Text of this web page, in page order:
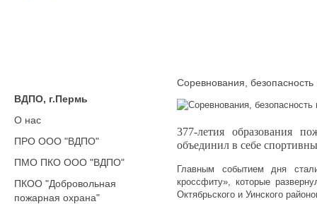
ВДПО, г.Пермь
О нас
ПРО ООО "ВДПО"
ПМО ПКО ООО "ВДПО"
ПКОО "Добровольная
пожарная охрана"
Соревнования,
377-летия образования
объединил в себе
Главным событием дня
кроссфиту», которые
Октябрьского и Уинского